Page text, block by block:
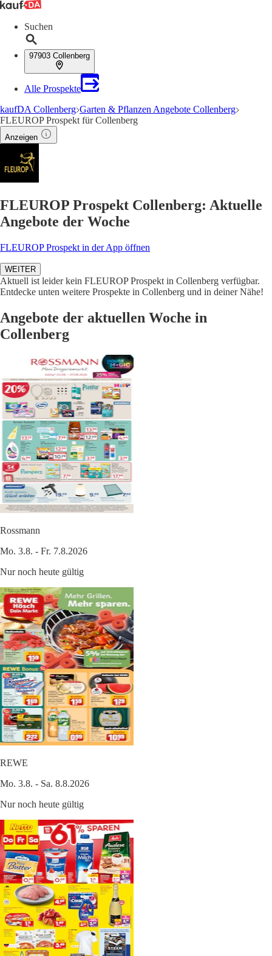
Suchen
97903 Collenberg
Alle Prospekte
kaufDA Collenberg Garten & Pflanzen Angebote Collenberg
FLEUROP Prospekt für Collenberg
Anzeigen
FLEUROP Prospekt Collenberg: Aktuelle
Angebote der Woche
FLEUROP Prospekt in der App öffnen
WEITER
Aktuell ist leider kein FLEUROP Prospekt in Collenberg verfügbar.
Entdecke unten weitere Prospekte in Collenberg und in deiner Nähe!
Angebote der aktuellen Woche in
Collenberg
Rossmann
Mo. 3.8. - Fr. 7.8.2026
Nur noch heute gültig
REWE
Mo. 3.8. - Sa. 8.8.2026
Nur noch heute gültig